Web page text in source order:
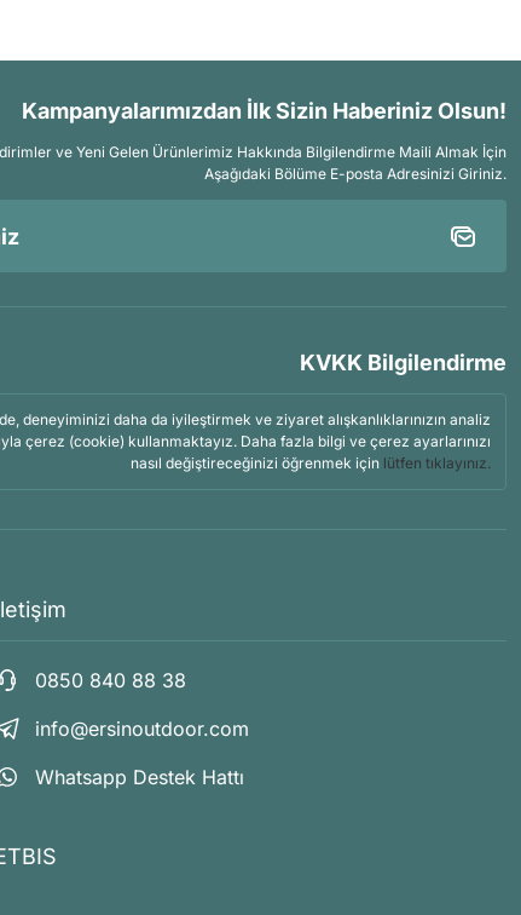
Kampanyalarımızdan İlk Sizin Haberiniz Olsun!
ve Yeni Gelen Ürünlerimiz Hakkında Bilgilendirme Maili Almak İçin
Aşağıdaki Bölüme E-posta Adresinizi Giriniz.
KVKK Bilgilendirme
deneyiminizi daha da iyileştirmek ve ziyaret alışkanlıklarınızın analiz
çerez (cookie) kullanmaktayız. Daha fazla bilgi ve çerez ayarlarınızı
nasıl değiştireceğinizi öğrenmek için lütfen tıklayınız.
0850 840 88 38
info@ersinoutdoor.com
Whatsapp Destek Hattı